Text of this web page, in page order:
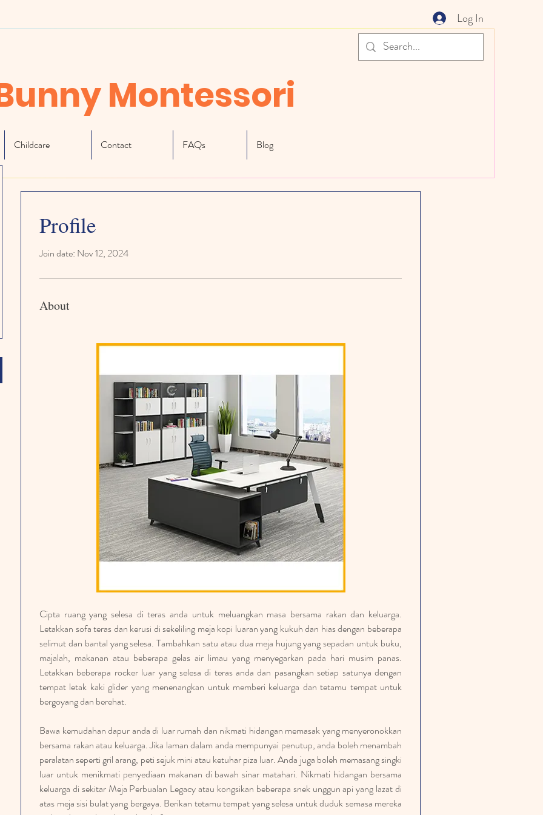
Log In
Montessori
Childcare Contact FAQs Blog
Profile
Join date: Nov 12, 2024
About
Cipta ruang yang selesa di teras anda untuk meluangkan masa bersama rakan dan keluarga.
Letakkan sofa teras dan kerusi di sekeliling meja kopi luaran yang kukuh dan hias dengan beberapa
selimut dan bantal yang selesa. Tambahkan satu atau dua meja hujung yang sepadan untuk buku,
majalah, makanan atau beberapa gelas air limau yang menyegarkan pada hari musim panas.
Letakkan beberapa rocker luar yang selesa di teras anda dan pasangkan setiap satunya dengan
tempat letak kaki glider yang menenangkan untuk memberi keluarga dan tetamu tempat untuk
bergoyang dan berehat.
Bawa kemudahan dapur anda di luar rumah dan nikmati hidangan memasak yang menyeronokkan
bersama rakan atau keluarga. Jika laman dalam anda mempunyai penutup, anda boleh menambah
peralatan seperti gril arang, peti sejuk mini atau ketuhar piza luar. Anda juga boleh memasang singki
luar untuk menikmati penyediaan makanan di bawah sinar matahari. Nikmati hidangan bersama
keluarga di sekitar Meja Perbualan Legacy atau kongsikan beberapa snek unggun api yang lazat di
atas meja sisi bulat yang bergaya. Berikan tetamu tempat yang selesa untuk duduk semasa mereka